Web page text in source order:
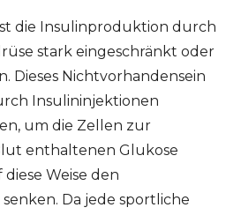
die Insulinproduktion durch
stark eingeschränkt oder
Dieses Nichtvorhandensein
Insulininjektionen
um die Zellen zur
enthaltenen Glukose
Weise den
Da jede sportliche